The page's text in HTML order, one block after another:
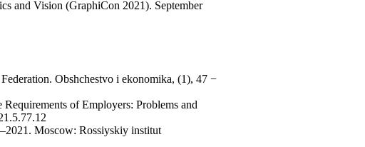
and Vision (GraphiCon 2021). September
Obshchestvo i ekonomika, (1), 47 −
of Employers: Problems and
Moscow: Rossiyskiy institut